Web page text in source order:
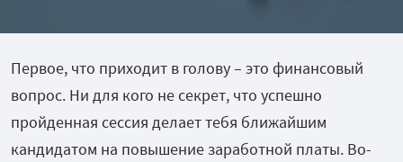
Первое, что приходит в голову – это финансовый
вопрос. Ни для кого не секрет, что успешно
пройденная сессия делает тебя ближайшим
кандидатом на повышение заработной платы. Во-